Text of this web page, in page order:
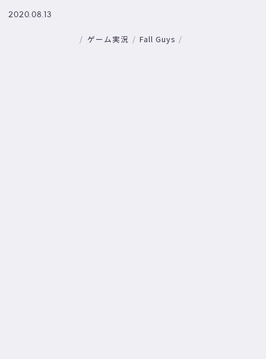
2020.08.13
ゲーム実況 Fall Guys